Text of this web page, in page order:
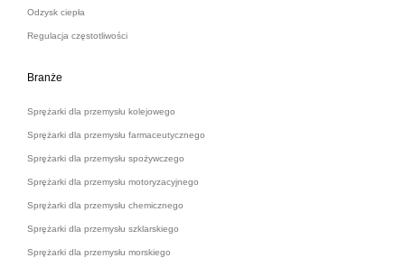
Odzysk ciepła
Regulacja częstotliwości
Branże
Sprężarki dla przemysłu kolejowego
Sprężarki dla przemysłu farmaceutycznego
Sprężarki dla przemysłu spożywczego
Sprężarki dla przemysłu motoryzacyjnego
Sprężarki dla przemysłu chemicznego
Sprężarki dla przemysłu szklarskiego
Sprężarki dla przemysłu morskiego